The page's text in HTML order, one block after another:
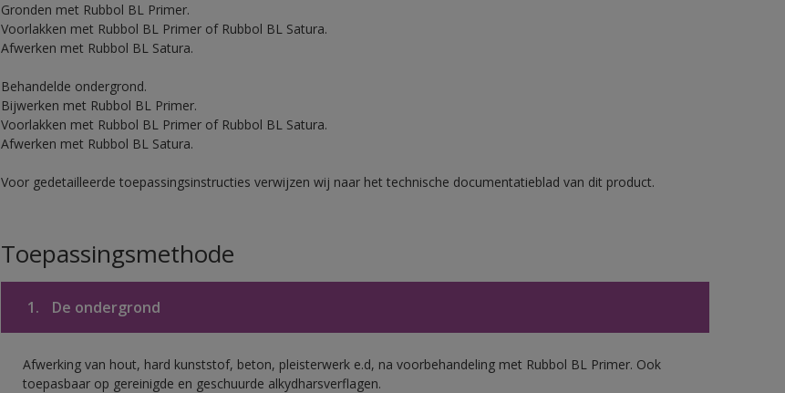
Gronden met Rubbol BL Primer.
Voorlakken met Rubbol BL Primer of Rubbol BL Satura.
Afwerken met Rubbol BL Satura.
Behandelde ondergrond.
Bijwerken met Rubbol BL Primer.
Voorlakken met Rubbol BL Primer of Rubbol BL Satura.
Afwerken met Rubbol BL Satura.
Voor gedetailleerde toepassingsinstructies verwijzen wij naar het technische documentatieblad van dit product.
Toepassingsmethode
1. De ondergrond
Afwerking van hout, hard kunststof, beton, pleisterwerk e.d, na voorbehandeling met Rubbol BL Primer. Ook
toepasbaar op gereinigde en geschuurde alkydharsverflagen.